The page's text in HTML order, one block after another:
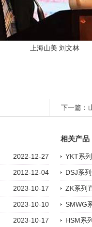
上海山美 刘文林
下一篇：
2022-12-27
2012-12-04
2023-10-17
2023-10-10
2023-10-17
相关产品
YKT系
DSJ系
ZK系列
SMWG
HSM系